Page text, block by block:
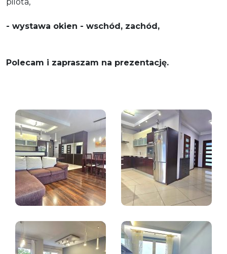
- wystawa okien - wschód, zachód,
Polecam i zapraszam na prezentację.